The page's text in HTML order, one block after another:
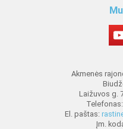
Akmenės
Laižuvos g.
Telefonas:
El. paštas:
Įm.